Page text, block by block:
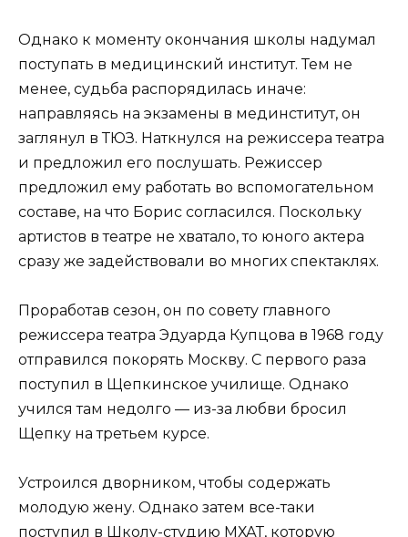
Однако к моменту окончания школы надумал
поступать в медицинский институт. Тем не
менее, судьба распорядилась иначе:
направляясь на экзамены в мединститут, он
заглянул в ТЮЗ. Наткнулся на режиссера театра
и предложил его послушать. Режиссер
предложил ему работать во вспомогательном
составе, на что Борис согласился. Поскольку
артистов в театре не хватало, то юного актера
сразу же задействовали во многих спектаклях.
Проработав сезон, он по совету главного
режиссера театра Эдуарда Купцова в 1968 году
отправился покорять Москву. С первого раза
поступил в Щепкинское училище. Однако
учился там недолго — из-за любви бросил
Щепку на третьем курсе.
Устроился дворником, чтобы содержать
молодую жену. Однако затем все-таки
поступил в Школу-студию МХАТ, которую